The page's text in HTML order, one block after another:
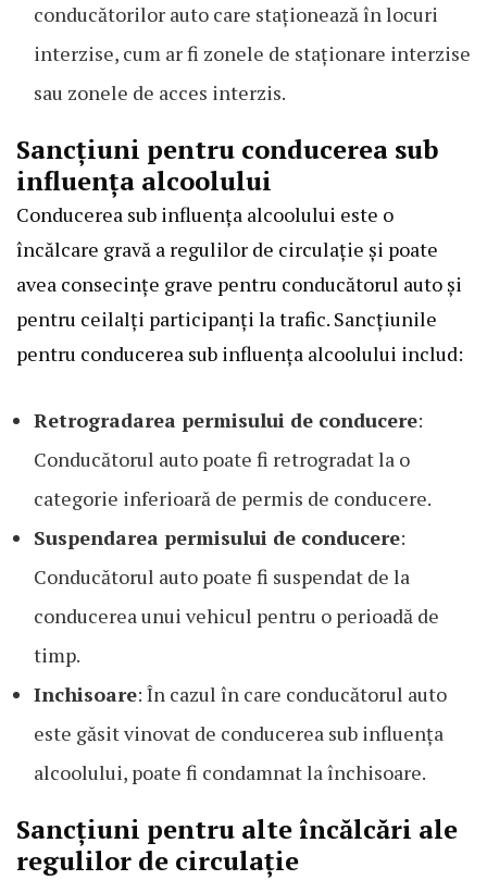
conducătorilor auto care staționează în locuri
interzise, cum ar fi zonele de staționare interzise
sau zonele de acces interzis.
Sancțiuni pentru conducerea sub
influența alcoolului
Conducerea sub influența alcoolului este o
încălcare gravă a regulilor de circulație și poate
avea consecințe grave pentru conducătorul auto și
pentru ceilalți participanți la trafic. Sancțiunile
pentru conducerea sub influența alcoolului includ:
Retrogradarea permisului de conducere:
Conducătorul auto poate fi retrogradat la o
categorie inferioară de permis de conducere.
Suspendarea permisului de conducere:
Conducătorul auto poate fi suspendat de la
conducerea unui vehicul pentru o perioadă de
timp.
Inchisoare: În cazul în care conducătorul auto
este găsit vinovat de conducerea sub influența
alcoolului, poate fi condamnat la închisoare.
Sancțiuni pentru alte încălcări ale
regulilor de circulație